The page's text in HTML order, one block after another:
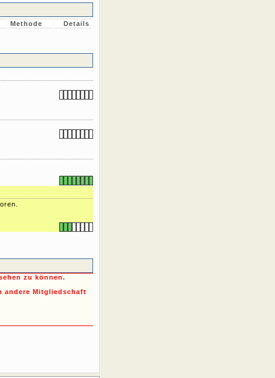
Methode Details
zu können.
andere Mitgliedschaft